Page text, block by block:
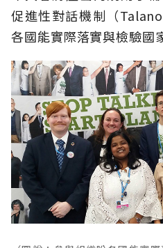
促進性對話機制（
各國能實際落實與檢驗國